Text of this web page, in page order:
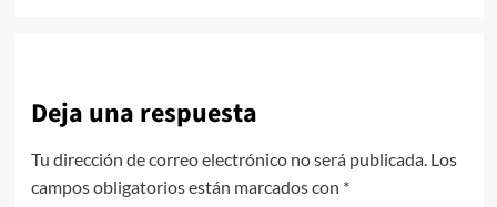
Deja una respuesta
Tu dirección de correo electrónico no será publicada. Los
campos obligatorios están marcados con *